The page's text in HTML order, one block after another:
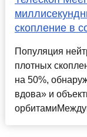
скопление в
Популяция
плотных
на 50%,
вдова» и